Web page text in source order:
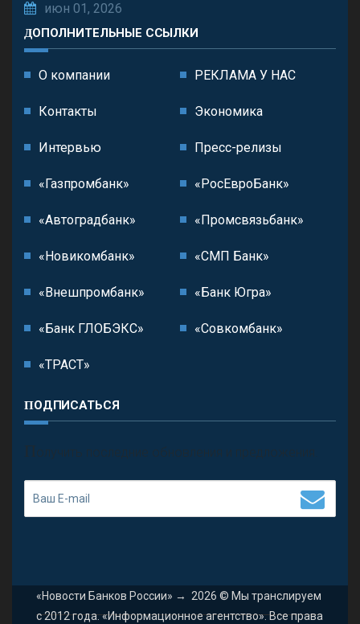
июн 01, 2026
ДОПОЛНИТЕЛЬНЫЕ ССЫЛКИ
О компании РЕКЛАМА У НАС
Контакты Экономика
Интервью Пресс-релизы
«Газпромбанк» «РосЕвроБанк»
«Автоградбанк» «Промсвязьбанк»
«Новикомбанк» «СМП Банк»
«Внешпромбанк» «Банк Югра»
«Банк ГЛОБЭКС» «Совкомбанк»
«ТРАСТ»
ПОДПИСАТЬСЯ
П олучить последние обновления и предложения.
«Новости Банков России» → 2026 © Мы транслируем
с 2012 года. «Информационное агентство». Все права